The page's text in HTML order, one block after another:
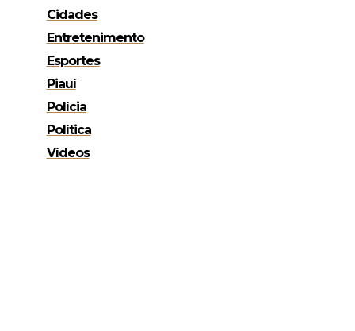
Cidades
Entretenimento
Esportes
Piauí
Polícia
Política
Vídeos